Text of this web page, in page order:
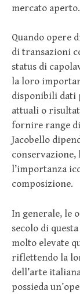
mercato aperto.
Quando opere
di transazioni
status di
la loro
disponibili dati
attuali o
fornire range
Jacobello
conservazione,
l’importanza
composizione.
In generale, le
secolo di
molto elevate
riflettendo la
dell’arte
possieda